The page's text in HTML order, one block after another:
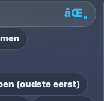
(oudste eerst)